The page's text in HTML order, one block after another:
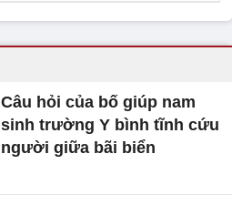
Câu hỏi của bố giúp nam
sinh trường Y bình tĩnh cứu
người giữa bãi biển